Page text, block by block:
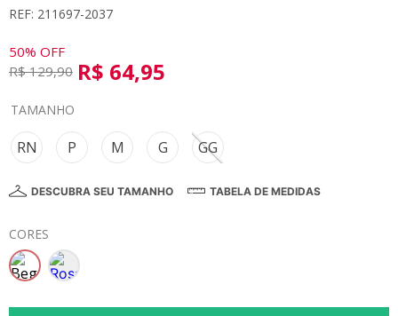
REF: 211697-2037
50% OFF
R$ 129,90 R$ 64,95
TAMANHO
RN P M G GG
DESCUBRA SEU TAMANHO TABELA DE MEDIDAS
CORES
8º
calça
9º
10º colorittá